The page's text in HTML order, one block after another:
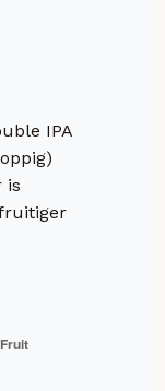
IPA
is